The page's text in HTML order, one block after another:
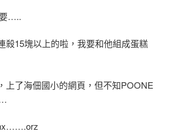
…..
殺15塊以上的啦，我要和他組成蛋糕
上了海佃國小的網頁，但不知POONE